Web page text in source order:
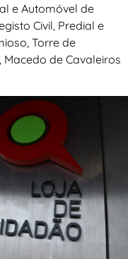
e Automóvel de
Civil, Predial e
Torre de
Macedo de Cavaleiros